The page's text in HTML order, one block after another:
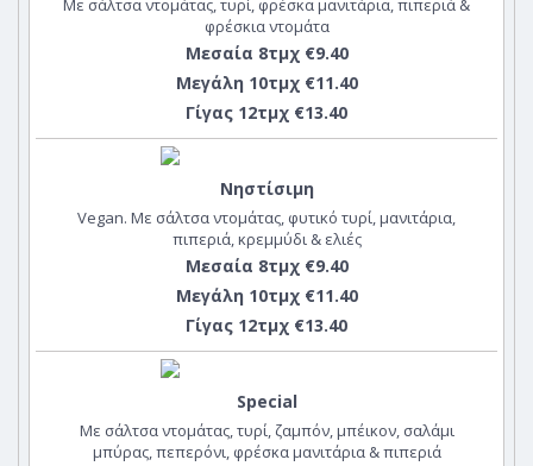
Με σάλτσα ντομάτας, τυρί, φρέσκα μανιτάρια, πιπεριά &
φρέσκια ντομάτα
Μεσαία 8τμχ €9.40
Μεγάλη 10τμχ €11.40
Γίγας 12τμχ €13.40
Νηστίσιμη
Vegan. Με σάλτσα ντομάτας, φυτικό τυρί, μανιτάρια,
πιπεριά, κρεμμύδι & ελιές
Μεσαία 8τμχ €9.40
Μεγάλη 10τμχ €11.40
Γίγας 12τμχ €13.40
Special
Με σάλτσα ντομάτας, τυρί, ζαμπόν, μπέικον, σαλάμι
μπύρας, πεπερόνι, φρέσκα μανιτάρια & πιπεριά